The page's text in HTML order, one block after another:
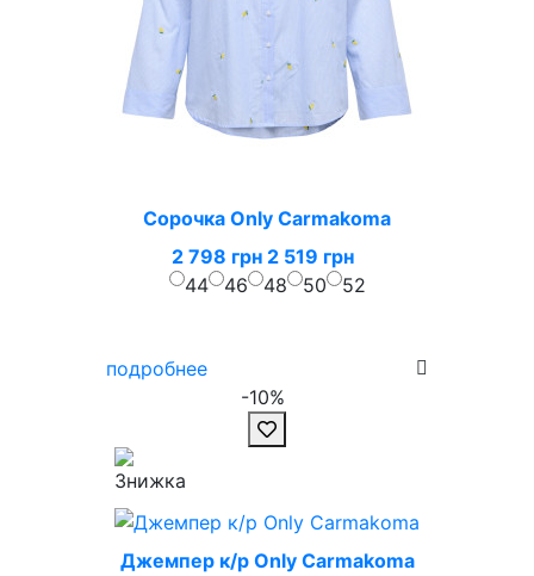
Сорочка Only Carmakoma
2 798 грн 2 519 грн
44
46 48 50 52
подробнее
-10%
Джемпер к/р Only Carmakoma